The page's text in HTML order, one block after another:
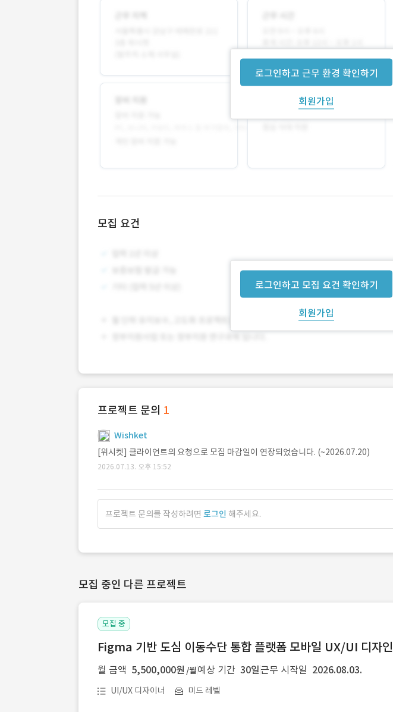
로그인하고 근무 환경 확인하기
회원가입
모집 요건
로그인하고 모집 요건 확인하기
회원가입
프로젝트 문의 1
Wishket
[위시켓] 클라이언트의 요청으로 모집 마감일이 연장되었습니다. (~2026.07.20)
2026.07.13. 오후 15:52
프로젝트 문의를 작성하려면 로그인 해주세요.
모집 중인 다른 프로젝트
모집 중
Figma 기반 도심 이동수단 통합 플랫폼 모바일 UX/UI 디자인
월 금액 5,500,000원 /월예상 기간 30일 근무 시작일 2026.08.03.
UI/UX 디자이너 미드 레벨